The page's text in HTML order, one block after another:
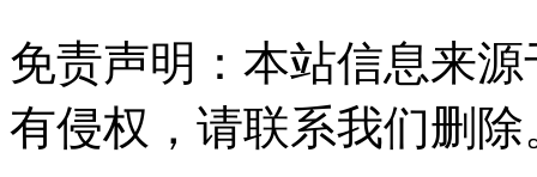
免责声明：本站信息来
有侵权，请联系我们删除